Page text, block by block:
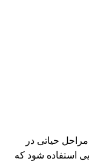
مراحل حیاتی در
استفاده شود که